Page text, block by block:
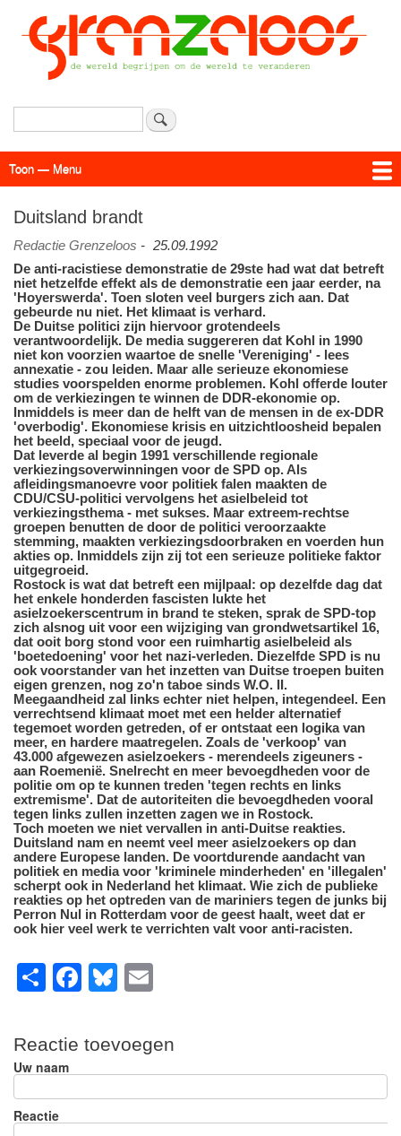
Overslaan
en
naar
de
Zoeken
Menu
Toon — Menu
Duitsland brandt
Redactie Grenzeloos - 25.09.1992
De anti-racistiese demonstratie de 29ste had wat dat betreft
niet hetzelfde effekt als de demonstratie een jaar eerder, na
'Hoyerswerda'. Toen sloten veel burgers zich aan. Dat
gebeurde nu niet. Het klimaat is verhard.
De Duitse politici zijn hiervoor grotendeels
verantwoordelijk. De media suggereren dat Kohl in 1990
niet kon voorzien waartoe de snelle 'Vereniging' - lees
annexatie - zou leiden. Maar alle serieuze ekonomiese
studies voorspelden enorme problemen. Kohl offerde louter
om de verkiezingen te winnen de DDR-ekonomie op.
Inmiddels is meer dan de helft van de mensen in de ex-DDR
'overbodig'. Ekonomiese krisis en uitzichtloosheid bepalen
het beeld, speciaal voor de jeugd.
Dat leverde al begin 1991 verschillende regionale
verkiezingsoverwinningen voor de SPD op. Als
afleidingsmanoevre voor politiek falen maakten de
CDU/CSU-politici vervolgens het asielbeleid tot
verkiezingsthema - met sukses. Maar extreem-rechtse
groepen benutten de door de politici veroorzaakte
stemming, maakten verkiezingsdoorbraken en voerden hun
akties op. Inmiddels zijn zij tot een serieuze politieke faktor
uitgegroeid.
Rostock is wat dat betreft een mijlpaal: op dezelfde dag dat
het enkele honderden fascisten lukte het
asielzoekerscentrum in brand te steken, sprak de SPD-top
zich alsnog uit voor een wijziging van grondwetsartikel 16,
dat ooit borg stond voor een ruimhartig asielbeleid als
'boetedoening' voor het nazi-verleden. Diezelfde SPD is nu
ook voorstander van het inzetten van Duitse troepen buiten
eigen grenzen, nog zo'n taboe sinds W.O. II.
Meegaandheid zal links echter niet helpen, integendeel. Een
verrechtsend klimaat moet met een helder alternatief
tegemoet worden getreden, of er ontstaat een logika van
meer, en hardere maatregelen. Zoals de 'verkoop' van
43.000 afgewezen asielzoekers - merendeels zigeuners -
aan Roemenië. Snelrecht en meer bevoegdheden voor de
politie om op te kunnen treden 'tegen rechts en links
extremisme'. Dat de autoriteiten die bevoegdheden vooral
tegen links zullen inzetten zagen we in Rostock.
Toch moeten we niet vervallen in anti-Duitse reakties.
Duitsland nam en neemt veel meer asielzoekers op dan
andere Europese landen. De voortdurende aandacht van
politiek en media voor 'kriminele minderheden' en 'illegalen'
scherpt ook in Nederland het klimaat. Wie zich de publieke
reakties op het optreden van de mariniers tegen de junks bij
Perron Nul in Rotterdam voor de geest haalt, weet dat er
ook hier veel werk te verrichten valt voor anti-racisten.
S
ar
e
F
c
e
b
o
Bl
e
sk
y
ail
Reactie toevoegen
Uw naam
Reactie